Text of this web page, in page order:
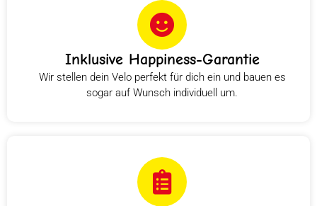
Inklusive Happiness-Garantie
Wir stellen dein Velo perfekt für dich ein und bauen es
sogar auf Wunsch individuell um.